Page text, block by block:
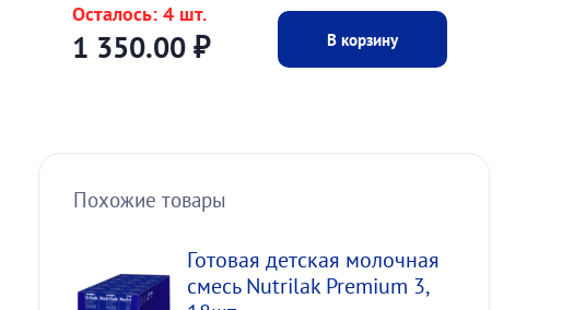
1 350.00₽
Осталось: 4 шт.
В корзину
Похожие товары
Готовая детская молочная
смесь Nutrilak Premium 3,